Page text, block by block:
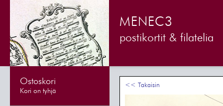
MENEC3
postikortit & filatelia
Ostoskori
Kori on tyhjä
<< Takaisin